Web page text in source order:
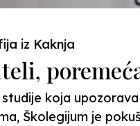
iz Kaknja
koja
Školegijum je